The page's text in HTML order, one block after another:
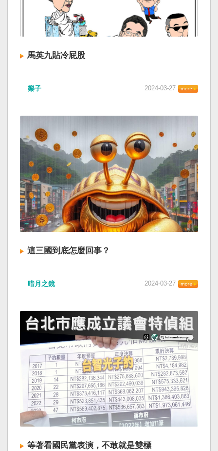
馬英九貼冷屁股
樂子 2024-03-27
這三國到底怎麼回事？
暗月之鏡 2024-03-27
等著看國民黨表演，不敢就是雙標